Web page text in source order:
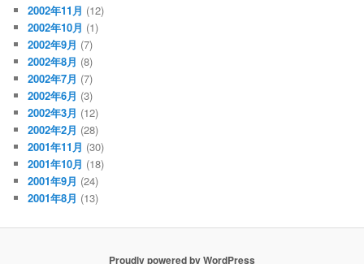
2002年11月 (12)
2002年10月 (1)
2002年9月 (7)
2002年8月 (8)
2002年7月 (7)
2002年6月 (3)
2002年3月 (12)
2002年2月 (28)
2001年11月 (30)
2001年10月 (18)
2001年9月 (24)
2001年8月 (13)
Proudly powered by WordPress